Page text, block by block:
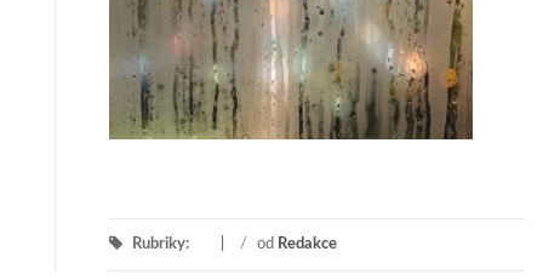
Rubriky: / od Redakce